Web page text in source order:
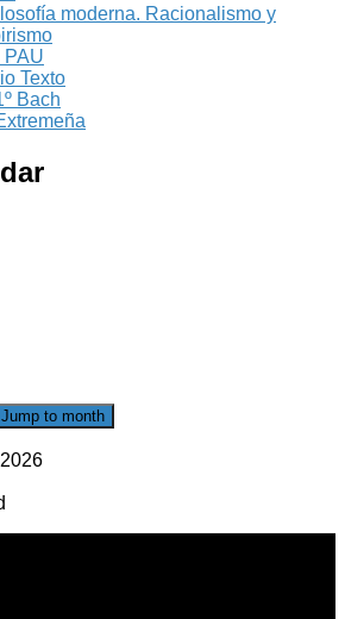
moderna. Racionalismo y
PAU
Texto
Bach
Jump to month